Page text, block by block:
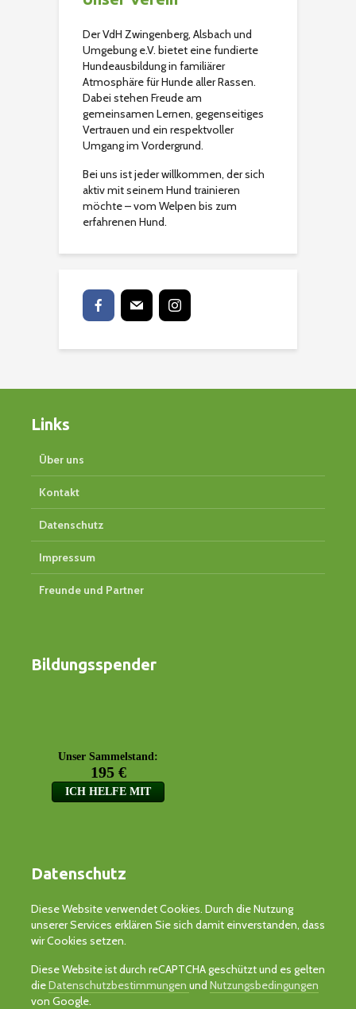
Der VdH Zwingenberg, Alsbach und
Umgebung e.V. bietet eine fundierte
Hundeausbildung in familiärer
Atmosphäre für Hunde aller Rassen.
Dabei stehen Freude am
gemeinsamen Lernen, gegenseitiges
Vertrauen und ein respektvoller
Umgang im Vordergrund.
Bei uns ist jeder willkommen, der sich
aktiv mit seinem Hund trainieren
möchte – vom Welpen bis zum
erfahrenen Hund.
Links
Über uns
Kontakt
Datenschutz
Impressum
Freunde und Partner
Bildungsspender
Datenschutz
Diese Website verwendet Cookies. Durch die Nutzung
unserer Services erklären Sie sich damit einverstanden, dass
wir Cookies setzen.
Diese Website ist durch reCAPTCHA geschützt und es gelten
dieDatenschutzbestimmungen und Nutzungsbedingungen
von Google.